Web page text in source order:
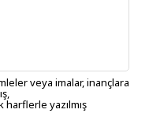
veya imalar, inançlara
yazılmış